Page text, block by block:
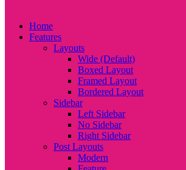
Home
Features
Layouts
Wide (Default)
Boxed Layout
Framed Layout
Bordered Layout
Sidebar
Left Sidebar
No Sidebar
Right Sidebar
Post Layouts
Modern